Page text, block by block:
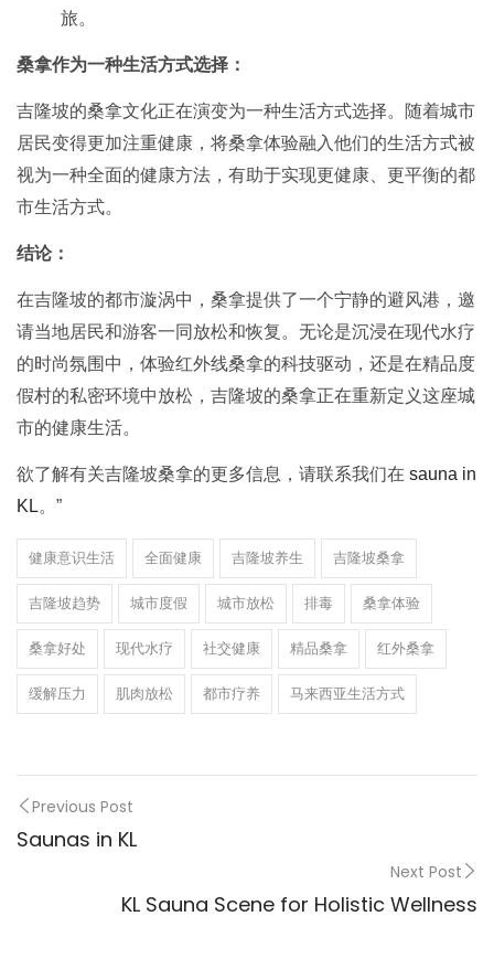
旅。
桑拿作为一种生活方式选择：
吉隆坡的桑拿文化正在演变为一种生活方式选择。随着城市
居民变得更加注重健康，将桑拿体验融入他们的生活方式被
视为一种全面的健康方法，有助于实现更健康、更平衡的都
市生活方式。
结论：
在吉隆坡的都市漩涡中，桑拿提供了一个宁静的避风港，邀
请当地居民和游客一同放松和恢复。无论是沉浸在现代水疗
的时尚氛围中，体验红外线桑拿的科技驱动，还是在精品度
假村的私密环境中放松，吉隆坡的桑拿正在重新定义这座城
市的健康生活。
欲了解有关吉隆坡桑拿的更多信息，请联系我们在 sauna in
KL。”
健康意识生活 全面健康 吉隆坡养生 吉隆坡桑拿
吉隆坡趋势 城市度假 城市放松 排毒 桑拿体验
桑拿好处 现代水疗 社交健康 精品桑拿 红外桑拿
缓解压力 肌肉放松 都市疗养 马来西亚生活方式
Previous Post
Saunas in KL
Next Post
KL Sauna Scene for Holistic Wellness